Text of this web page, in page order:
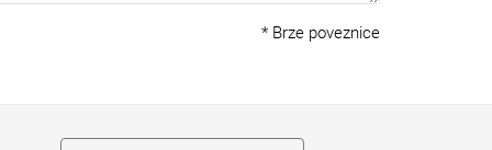
* Brze poveznice